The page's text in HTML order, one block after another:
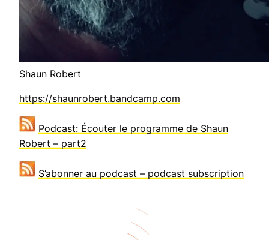
Shaun Robert
https://shaunrobert.bandcamp.com
Podcast: Écouter le programme de Shaun
Robert – part2
S’abonner au podcast – podcast subscription